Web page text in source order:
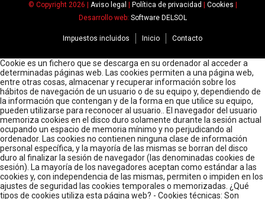
© Copyright 2026 | Aviso legal Política de privacidad Cookies
Desarrollo web: Software DELSOL
Impuestos incluidos Inicio Contacto
Cookie es un fichero que se descarga en su ordenador al acceder a
determinadas páginas web. Las cookies permiten a una página web,
entre otras cosas, almacenar y recuperar información sobre los
hábitos de navegación de un usuario o de su equipo y, dependiendo de
la información que contengan y de la forma en que utilice su equipo,
pueden utilizarse para reconocer al usuario.. El navegador del usuario
memoriza cookies en el disco duro solamente durante la sesión actual
ocupando un espacio de memoria mínimo y no perjudicando al
ordenador. Las cookies no contienen ninguna clase de información
personal específica, y la mayoría de las mismas se borran del disco
duro al finalizar la sesión de navegador (las denominadas cookies de
sesión). La mayoría de los navegadores aceptan como estándar a las
cookies y, con independencia de las mismas, permiten o impiden en los
ajustes de seguridad las cookies temporales o memorizadas. ¿Qué
tipos de cookies utiliza esta página web? - Cookies técnicas: Son